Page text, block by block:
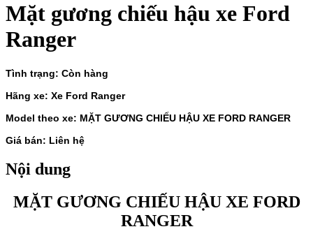
Mặt gương chiếu hậu xe Ford
Ranger
Tình trạng: Còn hàng
Hãng xe: Xe Ford Ranger
Model theo xe: MẶT GƯƠNG CHIẾU HẬU XE FORD RANGER
Giá bán: Liên hệ
Nội dung
MẶT GƯƠNG CHIẾU HẬU XE FORD
RANGER